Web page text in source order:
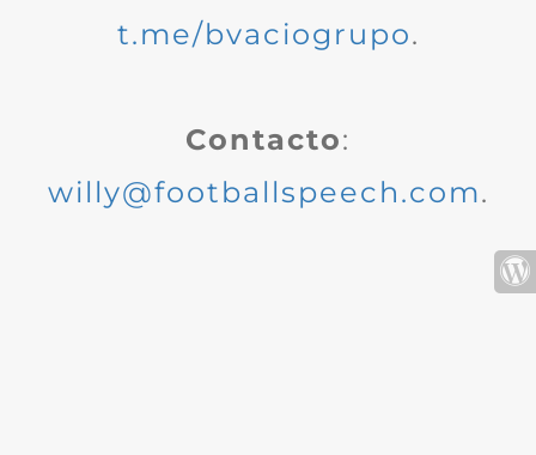
t.me/bvaciogrupo.
Contacto:
willy@footballspeech.com.